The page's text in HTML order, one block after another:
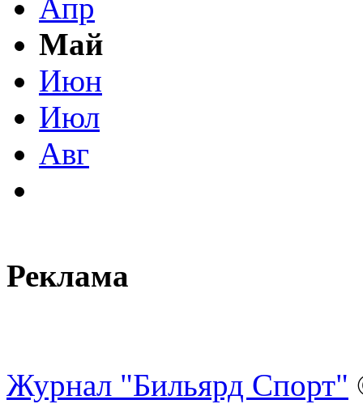
Апр
Май
Июн
Июл
Авг
Реклама
Журнал "Бильярд Спорт"